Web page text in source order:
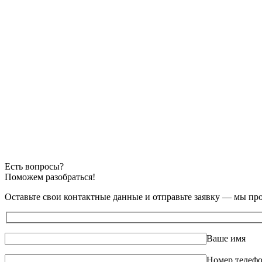
Есть вопросы?
Поможем разобраться!
Оставьте свои контактные данные и отправьте заявку — мы
Ваше имя
Номер